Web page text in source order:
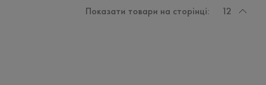
Показати товари на сторінці: 12